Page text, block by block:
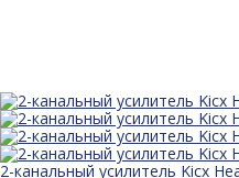
2-канальный усилитель Kicx